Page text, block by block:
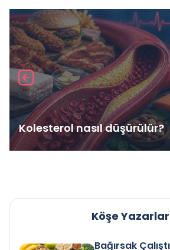
Kolesterol nasıl düşürülür?
Köşe
Bağırsak